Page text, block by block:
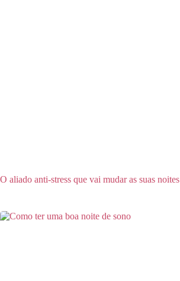
O aliado anti-stress que vai mudar as suas noites